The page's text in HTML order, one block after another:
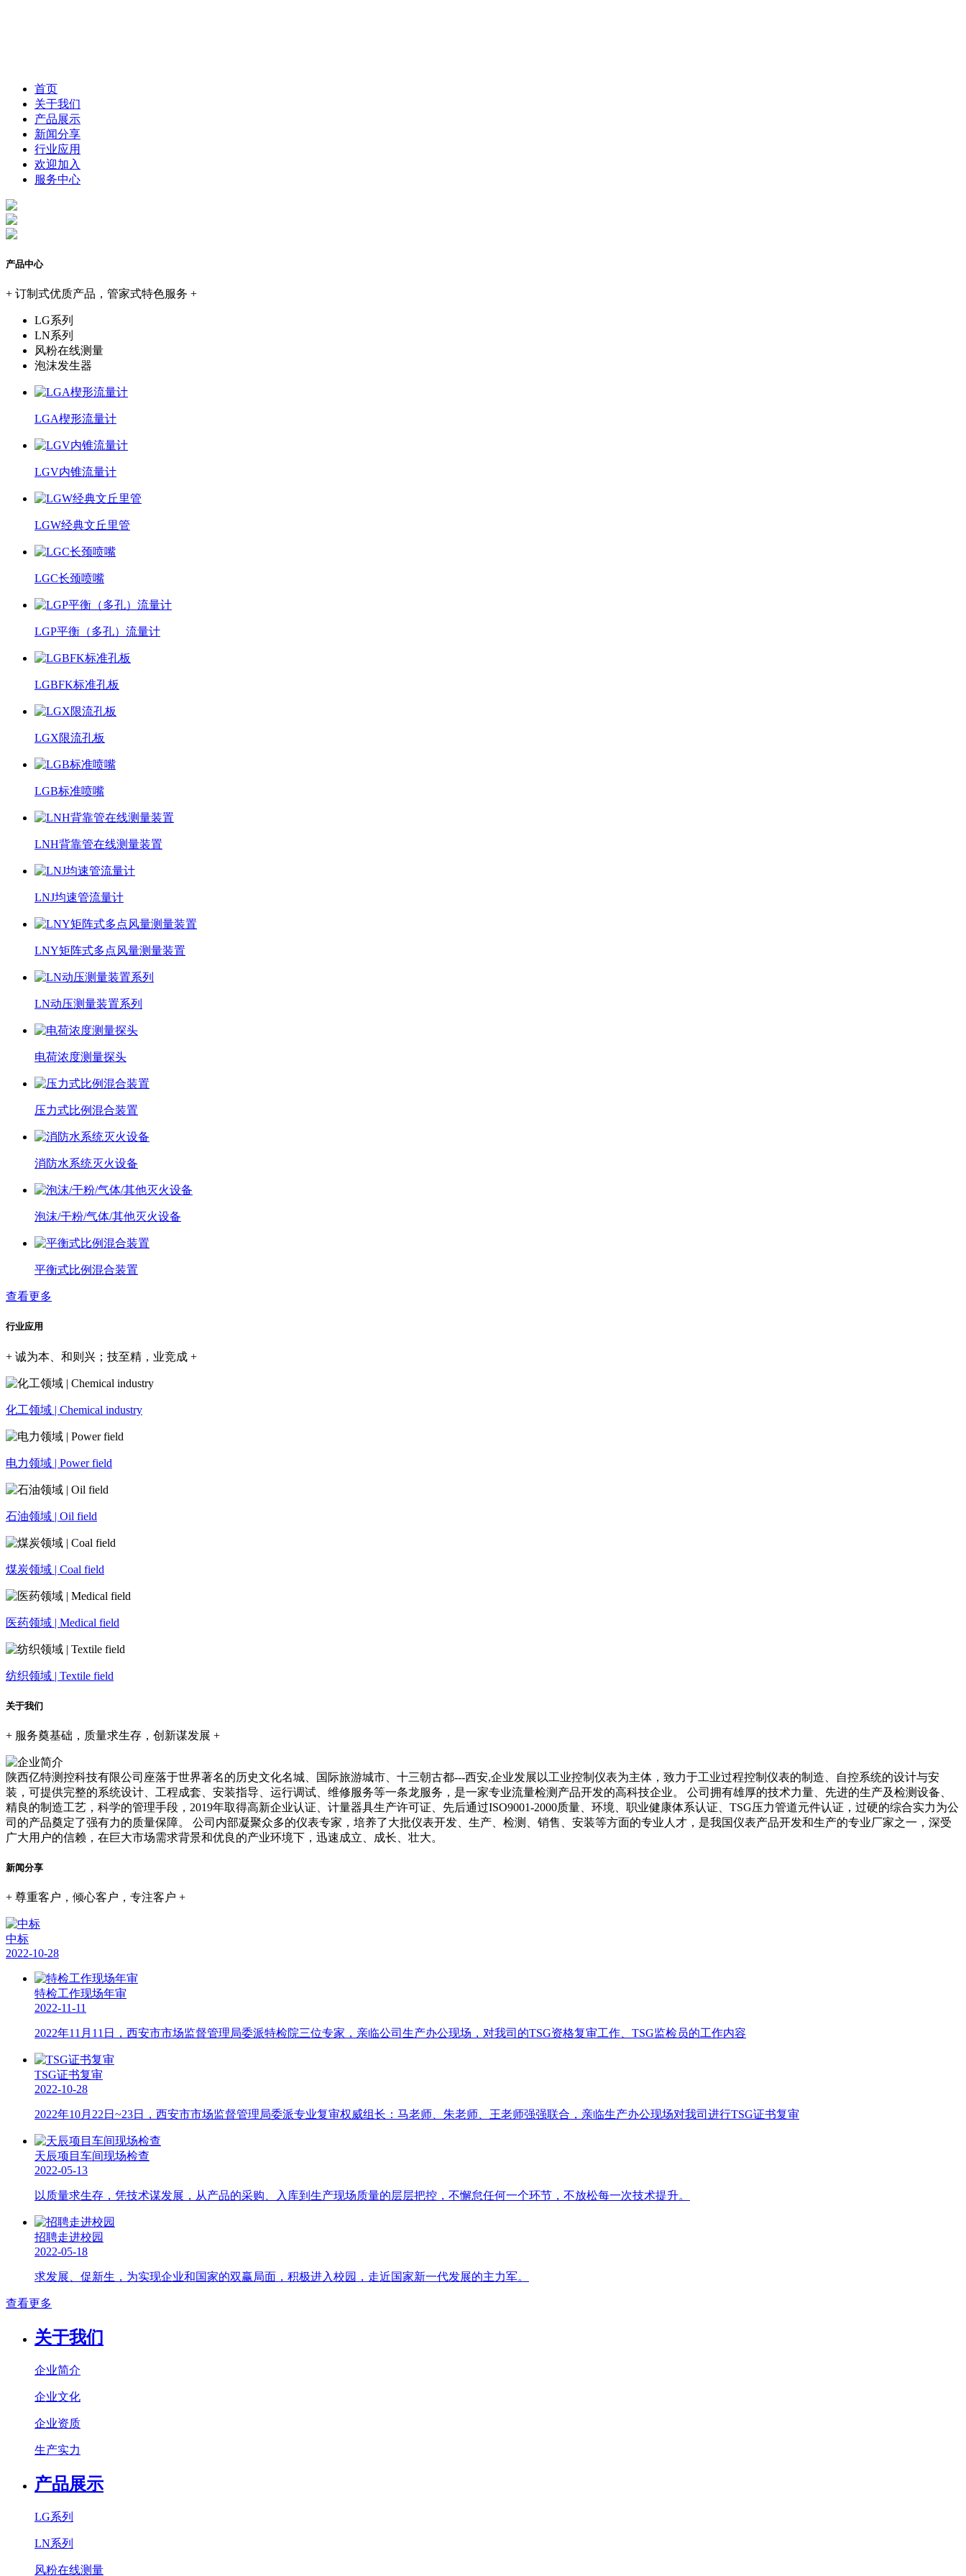
首页
关于我们
产品展示
新闻分享
行业应用
欢迎加入
服务中心
产品中心
+ 订制式优质产品，管家式特色服务 +
LG系列
LN系列
风粉在线测量
泡沫发生器
LGA楔形流量计
LGV内锥流量计
LGW经典文丘里管
LGC长颈喷嘴
LGP平衡（多孔）流量计
LGBFK标准孔板
LGX限流孔板
LGB标准喷嘴
LNH背靠管在线测量装置
LNJ均速管流量计
LNY矩阵式多点风量测量装置
LN动压测量装置系列
电荷浓度测量探头
压力式比例混合装置
消防水系统灭火设备
泡沫/干粉/气体/其他灭火设备
平衡式比例混合装置
查看更多
行业应用
+ 诚为本、和则兴；技至精，业竞成 +
化工领域 | Chemical industry
电力领域 | Power field
石油领域 | Oil field
煤炭领域 | Coal field
医药领域 | Medical field
纺织领域 | Textile field
关于我们
+ 服务奠基础，质量求生存，创新谋发展 +
陕西亿特测控科技有限公司座落于世界著名的历史文化名城、国际旅游城市、十三朝古都---西安,企业发展以工业控制仪表为主体，致力于工业过程控制仪表的制造、自控系统的设计与安
装，可提供完整的系统设计、工程成套、安装指导、运行调试、维修服务等一条龙服务，是一家专业流量检测产品开发的高科技企业。 公司拥有雄厚的技术力量、先进的生产及检测设备、
精良的制造工艺，科学的管理手段，2019年取得高新企业认证、计量器具生产许可证、先后通过ISO9001-2000质量、环境、职业健康体系认证、TSG压力管道元件认证，过硬的综合实力为公
司的产品奠定了强有力的质量保障。 公司内部凝聚众多的仪表专家，培养了大批仪表开发、生产、检测、销售、安装等方面的专业人才，是我国仪表产品开发和生产的专业厂家之一，深受
广大用户的信赖，在巨大市场需求背景和优良的产业环境下，迅速成立、成长、壮大。
新闻分享
+ 尊重客户，倾心客户，专注客户 +
中标
2022-10-28
特检工作现场年审
2022-11-11
2022年11月11日，西安市市场监督管理局委派特检院三位专家，亲临公司生产办公现场，对我司的TSG资格复审工作、TSG监检员的工作内容
TSG证书复审
2022-10-28
2022年10月22日~23日，西安市市场监督管理局委派专业复审权威组长：马老师、朱老师、王老师强强联合，亲临生产办公现场对我司进行TSG证书复审
天辰项目车间现场检查
2022-05-13
以质量求生存，凭技术谋发展，从产品的采购、入库到生产现场质量的层层把控，不懈怠任何一个环节，不放松每一次技术提升。
招聘走进校园
2022-05-18
求发展、促新生，为实现企业和国家的双赢局面，积极进入校园，走近国家新一代发展的主力军。
查看更多
关于我们
企业简介
企业文化
企业资质
生产实力
产品展示
LG系列
LN系列
风粉在线测量